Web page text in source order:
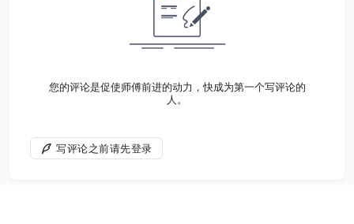
您的评论是促使师傅前进的动力，快成为第一个写评论的
人。
写评论之前请先登录